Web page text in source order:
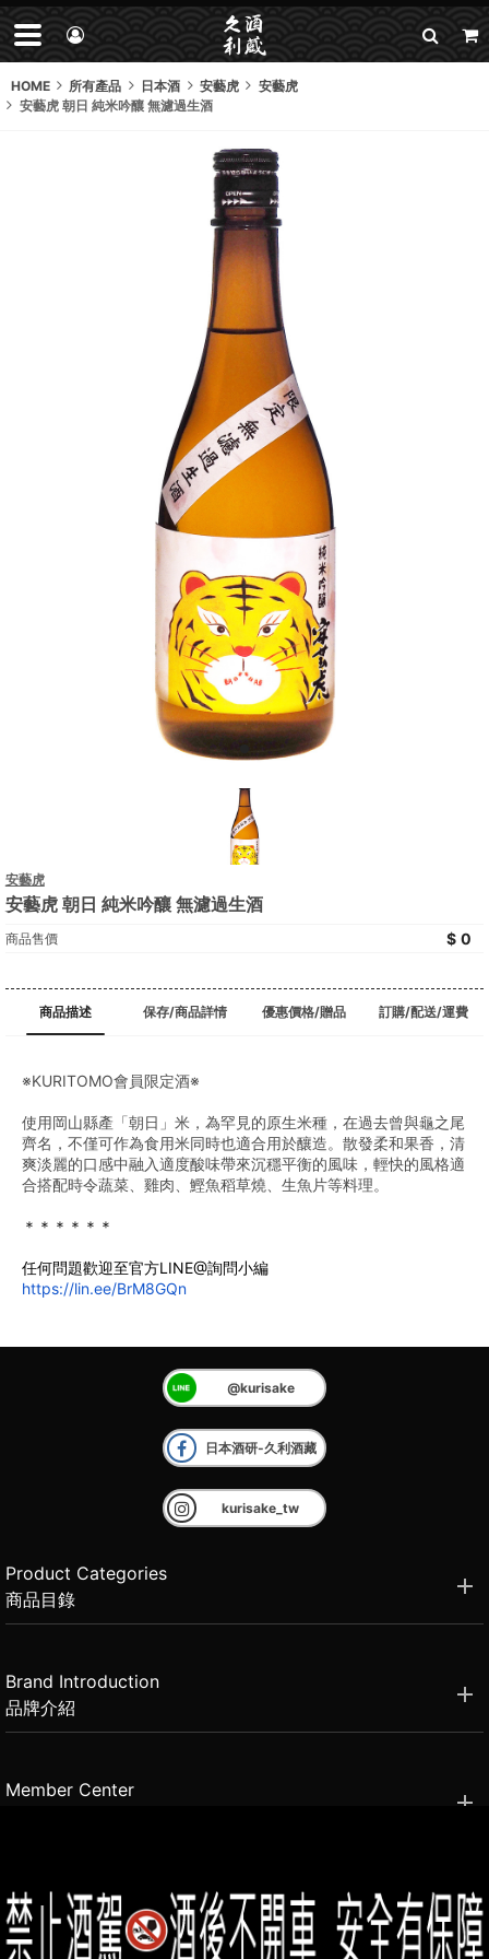
HOME 所有產品 日本酒 安藝虎
安藝虎
安藝虎 朝日 純米吟釀 無濾過生酒
安藝虎
安藝虎 朝日 純米吟釀 無濾過生酒
商品售價 0
商品描述 保存/商品詳情 優惠價格/贈品 訂購/配送/運費
※KURITOMO會員限定酒※
使用岡山縣產「朝日」米，為罕見的原生米種，在過去曾與龜之尾
齊名，不僅可作為食用米同時也適合用於釀造。散發柔和果香，清
爽淡麗的口感中融入適度酸味帶來沉穩平衡的風味，輕快的風格適
合搭配時令蔬菜、雞肉、鰹魚稻草燒、生魚片等料理。
＊＊＊＊＊＊
任何問題歡迎至官方LINE@詢問小編
https://lin.ee/BrM8GQn
@kurisake
日本酒研-久利酒藏
kurisake_tw
Product Categories
商品目錄
Brand Introduction
品牌介紹
Member Center
2021思橙國際有限公司 版權所有 禁止轉貼節錄 All rights reserved.